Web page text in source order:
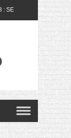
: SE
FEAT.
&